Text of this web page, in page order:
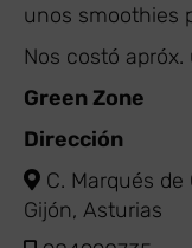
unos smoothies
Nos costó
Green Zone
Dirección
C. Marqués de
Gijón, Asturias